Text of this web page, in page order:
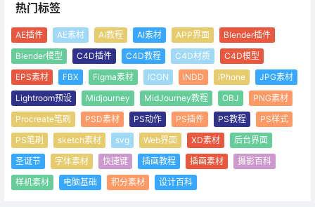
热门标签
AE插件 AE素材 AI教程 AI素材 APP界面
Blender插件
Blender模型
C4D插件 C4D教程 C4D材质
C4D模型
EPS素材
FBX Figma素材 ICON INDD iPhone
JPG素材
Lightroom预设
Midjourney MidJourney教程 OBJ
PNG素材
Procreate笔刷
PSD素材 PS动作 PS插件 PS教程
PS样式
PS笔刷
sketch素材 svg Web界面 XD素材
后台界面
圣诞节
字体素材 快捷键 插画教程 插画素材
摄影百科
样机素材
电脑基础 积分素材 设计百科